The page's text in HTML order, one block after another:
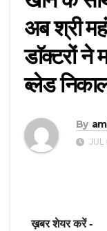
अब श्री
डाॅक्टरों ने
ब्लेड
By
JUL
ख़बर शेयर करें -